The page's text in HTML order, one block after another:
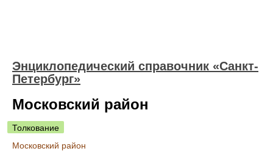
Энциклопедический справочник «Санкт-
Петербург»
Московский район
Толкование
Московский район